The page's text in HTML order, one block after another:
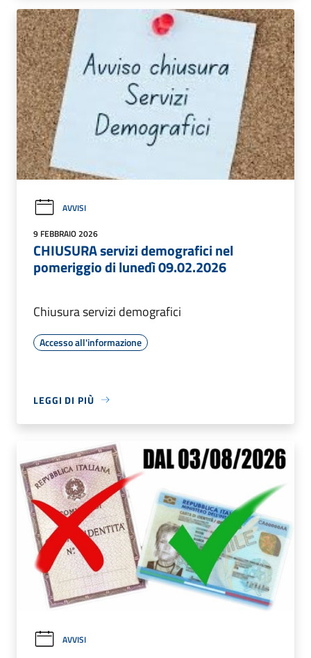
AVVISI
9 FEBBRAIO 2026
CHIUSURA servizi demografici nel
pomeriggio di lunedì 09.02.2026
Chiusura servizi demografici
Accesso all'informazione
LEGGI DI PIÙ
AVVISI